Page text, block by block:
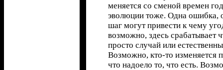
меняется со сменой времен
эволюции тоже. Одна ошибка,
шаг могут привести к чему
возможно, здесь срабатывает
просто случай или
Возможно, кто-то изменяется
что надоело то, что есть.